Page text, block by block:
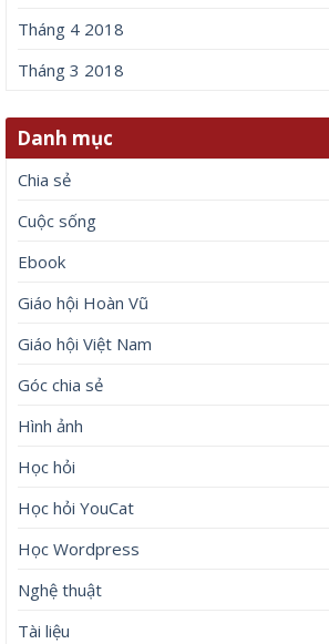
Tháng 4 2018
Tháng 3 2018
Danh mục
Chia sẻ
Cuộc sống
Ebook
Giáo hội Hoàn Vũ
Giáo hội Việt Nam
Góc chia sẻ
Hình ảnh
Học hỏi
Học hỏi YouCat
Học Wordpress
Nghệ thuật
Tài liệu